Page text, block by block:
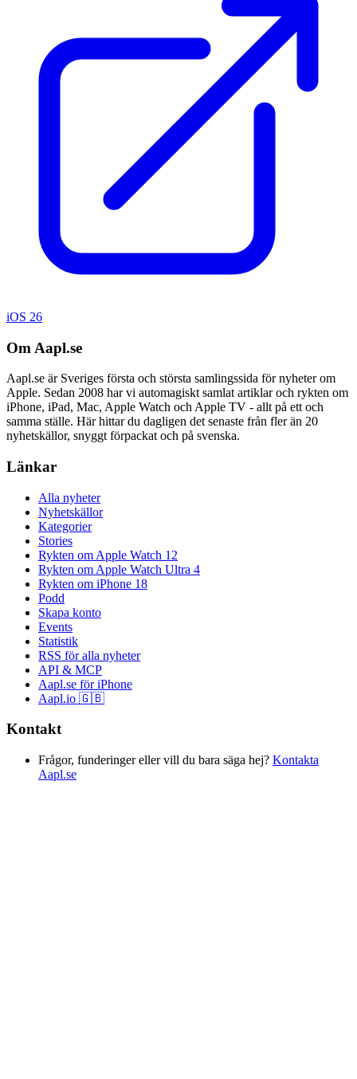
iOS 26
Om Aapl.se
Aapl.se är Sveriges första och största samlingssida för nyheter om
Apple. Sedan 2008 har vi automagiskt samlat artiklar och rykten om
iPhone, iPad, Mac, Apple Watch och Apple TV - allt på ett och
samma ställe. Här hittar du dagligen det senaste från fler än 20
nyhetskällor, snyggt förpackat och på svenska.
Länkar
Alla nyheter
Nyhetskällor
Kategorier
Stories
Rykten om Apple Watch 12
Rykten om Apple Watch Ultra 4
Rykten om iPhone 18
Podd
Skapa konto
Events
Statistik
RSS för alla nyheter
API & MCP
Aapl.se för iPhone
Aapl.io 🇬🇧
Kontakt
Frågor, funderinger eller vill du bara säga hej? Kontakta
Aapl.se